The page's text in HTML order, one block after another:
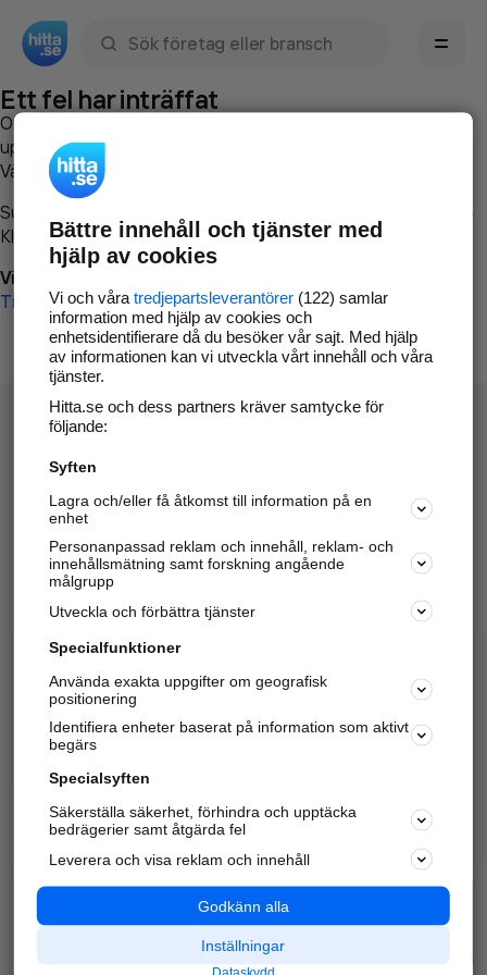
Ett fel har inträffat
Om du vill kan du
uppstod så att vi lättare och snabbare kan avhjälpa det.
Vänligen försök med följande:
Surfa till
Klicka påTillbaka-knappen i webbläsaren och försök igen
Vi beklagar besväret!
Till startsidan
Hitta.se - Gratis nummerupplysning.
Sök företag, personer och platser.
Hitta telefonnummer, adresser, företagsinfo mm.
Marknadsför företaget
Kom igång och annonsera mot
samarbetspartners nära dig.
Alla kategorier
Populära sökningar
API & Kartor
Annonsera
Integritet
Nödnummer
Bättre innehåll och tjänster med
hjälp av cookies
Vi och våra tredjepartsleverantörer(122) samlar
information med hjälp av cookies och
enhetsidentifierare då du besöker vår sajt. Med hjälp
av informationen kan vi utveckla vårt innehåll och våra
tjänster.
Hitta.se och dess partners kräver samtycke för
följande:
Syften
Lagra och/eller få åtkomst till information på en
enhet
Personanpassad reklam och innehåll, reklam- och
innehållsmätning samt forskning angående
målgrupp
Utveckla och förbättra tjänster
Specialfunktioner
Använda exakta uppgifter om geografisk
positionering
Identifiera enheter baserat på information som aktivt
begärs
Specialsyften
Säkerställa säkerhet, förhindra och upptäcka
bedrägerier samt åtgärda fel
Leverera och visa reklam och innehåll
Godkänn alla
Inställningar
Dataskydd